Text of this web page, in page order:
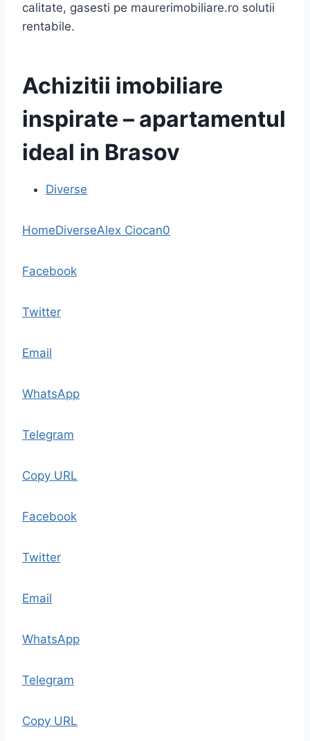
calitate, gasesti pe maurerimobiliare.ro solutii
rentabile.
Achizitii imobiliare
inspirate – apartamentul
ideal in Brasov
Diverse
HomeDiverseAlex Ciocan0
Facebook
Twitter
Email
WhatsApp
Telegram
Copy URL
Facebook
Twitter
Email
WhatsApp
Telegram
Copy URL